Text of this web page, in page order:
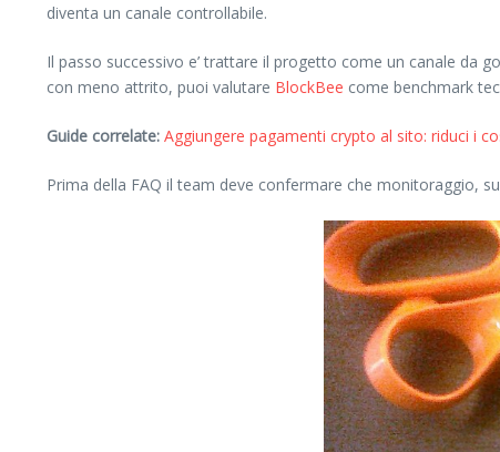
diventa un canale controllabile.
Il passo successivo e’ trattare il progetto come un canale da
con meno attrito, puoi valutare BlockBee come benchmark
Guide correlate: Aggiungere pagamenti crypto al sito: riduci i
Prima della FAQ il team deve confermare che monitoraggio,